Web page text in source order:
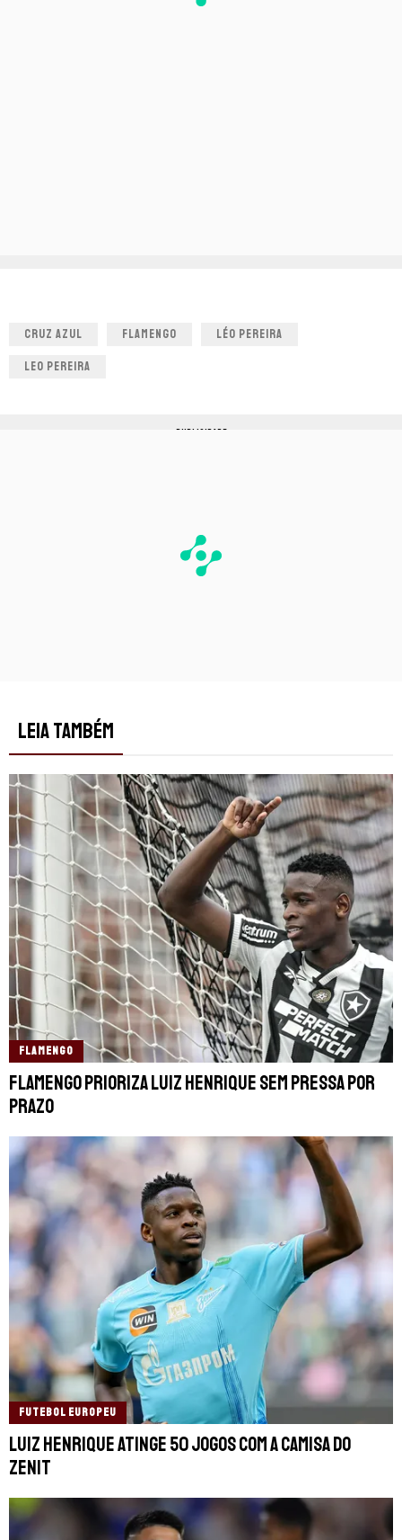
CRUZ AZUL FLAMENGO LÉO PEREIRA
LEO PEREIRA
PUBLICIDADE
LEIA TAMBÉM
FLAMENGO
Flamengo prioriza Luiz Henrique sem pressa por
prazo
FUTEBOL EUROPEU
Luiz Henrique atinge 50 jogos com a camisa do
Zenit